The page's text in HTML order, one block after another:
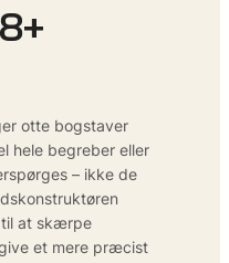
otte bogstaver
hele begreber eller
– ikke de
til at skærpe
et mere præcist